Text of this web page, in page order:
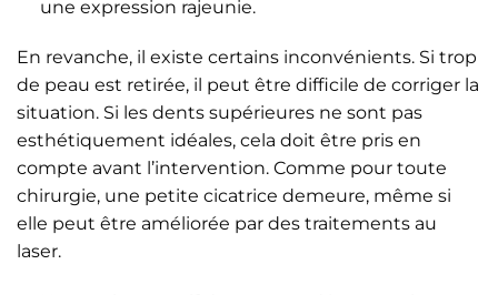
une expression rajeunie.
En revanche, il existe certains inconvénients. Si trop
de peau est retirée, il peut être difficile de corriger la
situation. Si les dents supérieures ne sont pas
esthétiquement idéales, cela doit être pris en
compte avant l’intervention. Comme pour toute
chirurgie, une petite cicatrice demeure, même si
elle peut être améliorée par des traitements au
laser.